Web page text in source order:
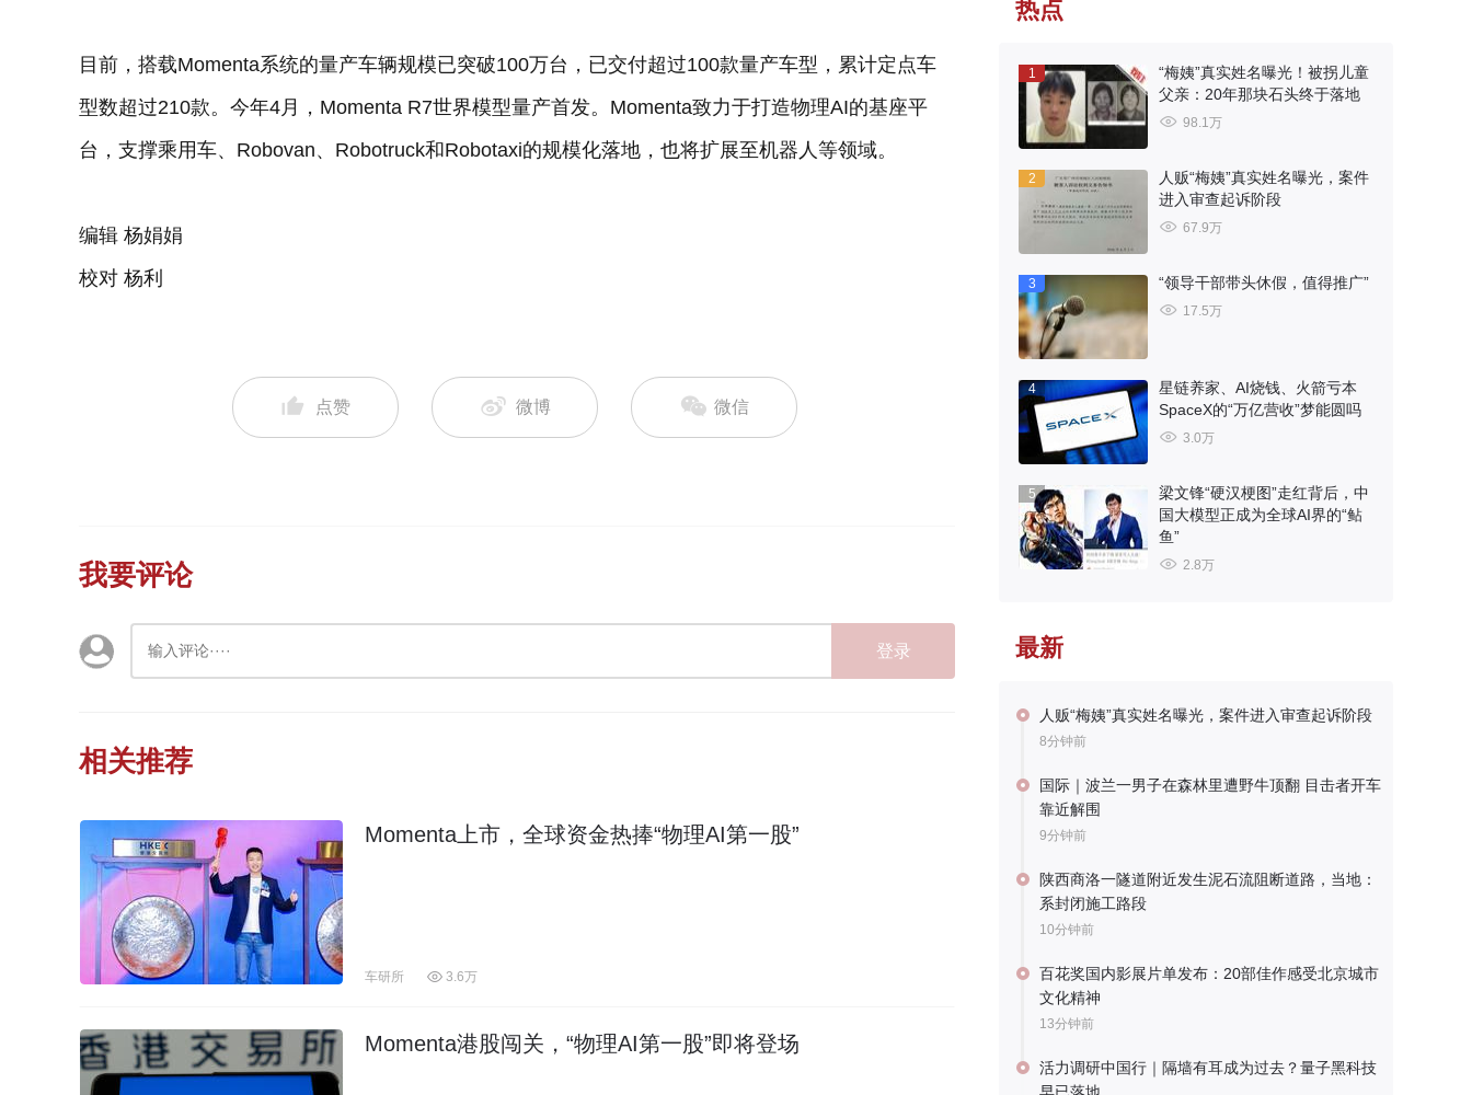
目前，搭载Momenta系统的量产车辆规模已突破100万台，已交付超过100款量产车型，累计定点车
型数超过210款。今年4月，Momenta R7世界模型量产首发。Momenta致力于打造物理AI的基座平
台，支撑乘用车、Robovan、Robotruck和Robotaxi的规模化落地，也将扩展至机器人等领域。
编辑 杨娟娟
校对 杨利
点赞 微博 微信
我要评论
登录
相关推荐
Momenta上市，全球资金热捧“物理AI第一股”
车研所 3.6万
Momenta港股闯关，“物理AI第一股”即将登场
热点
1
“梅姨”真实姓名曝光！被拐儿童
父亲：20年那块石头终于落地
98.1万
2
人贩“梅姨”真实姓名曝光，案件
进入审查起诉阶段
67.9万
3 “领导干部带头休假，值得推广”
17.5万
4
星链养家、AI烧钱、火箭亏本
SpaceX的“万亿营收”梦能圆吗
3.0万
5
梁文锋“硬汉梗图”走红背后，中
国大模型正成为全球AI界的“鲇
鱼”
2.8万
最新
人贩“梅姨”真实姓名曝光，案件进入审查起诉阶段
8分钟前
国际｜波兰一男子在森林里遭野牛顶翻 目击者开车
靠近解围
9分钟前
陕西商洛一隧道附近发生泥石流阻断道路，当地：
系封闭施工路段
10分钟前
百花奖国内影展片单发布：20部佳作感受北京城市
文化精神
13分钟前
活力调研中国行｜隔墙有耳成为过去？量子黑科技